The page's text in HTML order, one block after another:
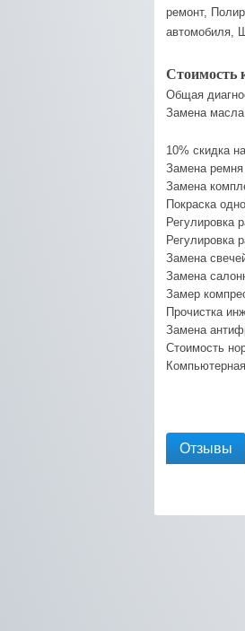
ремонт,
автомобиля,
Стоимость
Общая
Замена масла
10% скидка
Замена
Замена
Покраска
Регулировка
Регулировка
Замена
Замена
Замер
Прочистка
Замена
Стоимость
Отзывы